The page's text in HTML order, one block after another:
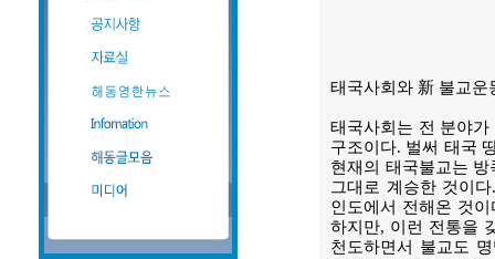
태국사회와 新 불교운
태국사회는 전 분야
구조이다. 벌써 태국
현재의 태국불교는
그대로 계승한 것이
인도에서 전해온 것
하지만, 이런 전통을
천도하면서 불교도